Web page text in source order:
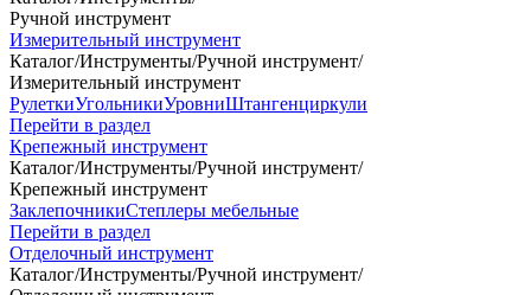
Ручной инструмент
Измерительный инструмент
Каталог/Инструменты/Ручной инструмент/
Измерительный инструмент
РулеткиУгольникиУровниШтангенциркули
Перейти в раздел
Крепежный инструмент
Каталог/Инструменты/Ручной инструмент/
Крепежный инструмент
ЗаклепочникиСтеплеры мебельные
Перейти в раздел
Отделочный инструмент
Каталог/Инструменты/Ручной инструмент/